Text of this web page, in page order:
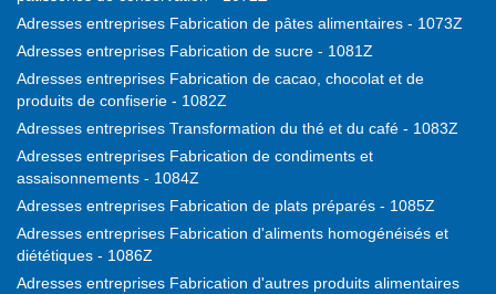
Adresses entreprises Fabrication de pâtes alimentaires - 1073Z
Adresses entreprises Fabrication de sucre - 1081Z
Adresses entreprises Fabrication de cacao, chocolat et de
produits de confiserie - 1082Z
Adresses entreprises Transformation du thé et du café - 1083Z
Adresses entreprises Fabrication de condiments et
assaisonnements - 1084Z
Adresses entreprises Fabrication de plats préparés - 1085Z
Adresses entreprises Fabrication d'aliments homogénéisés et
diététiques - 1086Z
Adresses entreprises Fabrication d'autres produits alimentaires